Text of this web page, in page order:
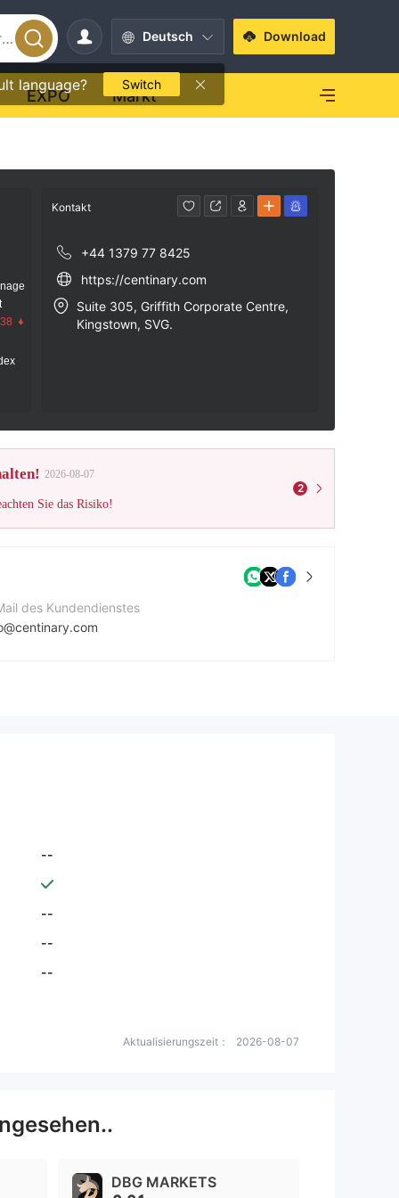
Deutsch
language? Switch
Download
EXPO Markt
Kontakt
+44 1379 77 8425
https://centinary.com
Suite 305, Griffith Corporate Centre,
Kingstown, SVG.
2026-08-07
Sie das Risiko!
2
des Kundendienstes
--
--
--
--
Aktualisierungszeit： 2026-08-07
DBG MARKETS